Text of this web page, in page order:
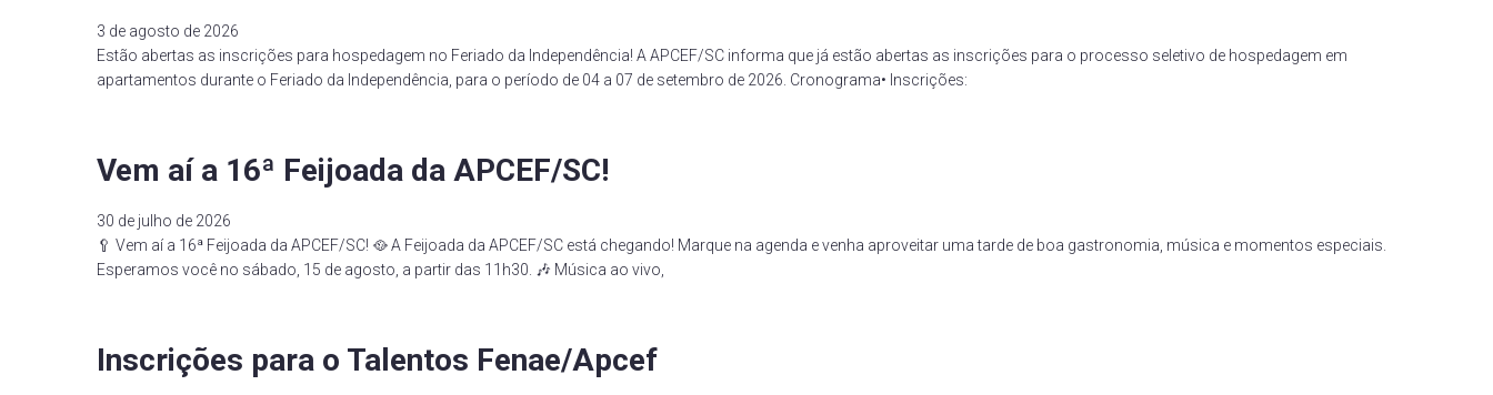
3 de agosto de 2026
Estão abertas as inscrições para hospedagem no Feriado da Independência! A APCEF/SC informa que já estão abertas as inscrições para o processo seletivo de hospedagem em
apartamentos durante o Feriado da Independência, para o período de 04 a 07 de setembro de 2026. Cronograma• Inscrições:
Vem aí a 16ª Feijoada da APCEF/SC!
30 de julho de 2026
🥄 Vem aí a 16ª Feijoada da APCEF/SC! 🥘 A Feijoada da APCEF/SC está chegando! Marque na agenda e venha aproveitar uma tarde de boa gastronomia, música e momentos especiais.
Esperamos você no sábado, 15 de agosto, a partir das 11h30. 🎶 Música ao vivo,
Inscrições para o Talentos Fenae/Apcef